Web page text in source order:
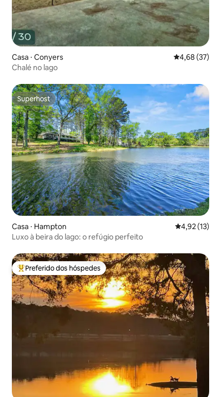
Casa ⋅ Conyers 4,68 de uma
4,68 (37)
Chalé no lago
Superhost
Superhost
Casa ⋅ Hampton 4,92 de uma
4,92 (13)
Luxo à beira do lago: o refúgio perfeito
Entre os melhores preferidos dos hóspedes
Preferido dos hóspedes